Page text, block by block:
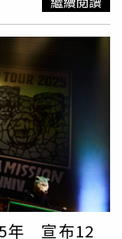
29日在臉書發文，
了自己最愛吃的日
式的料理，還依
夠無敵好吃，味
安話鋒一轉，談
盯上，最主要自
事，造成後續你
自責，「沒想過
今自己都還無法相
慎嫁給他後，不僅
的家人打好關係，
人的好手藝。而
年 宣布12